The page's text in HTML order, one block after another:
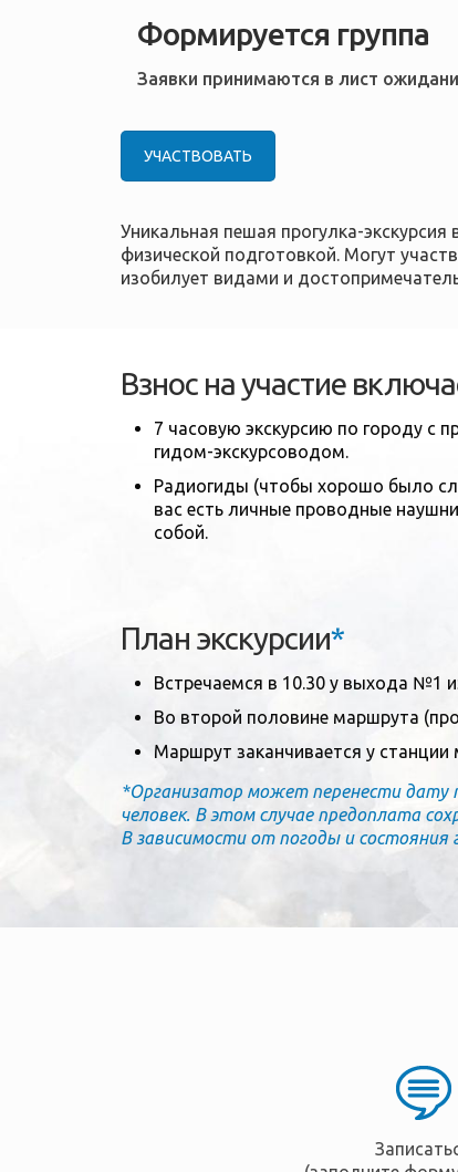
Формируется группа
Заявки принимаются в лист
УЧАСТВОВАТЬ
Уникальная пешая прогулка-
физической подготовкой. Могут
изобилует видами и
Взнос на участие
7 часовую экскурсию по городу с
гидом-экскурсоводом.
Радиогиды (чтобы хорошо было
вас есть личные проводные
собой.
План экскурсии*
Встречаемся в 10.30 у выхода №1
Во второй половине маршрута
Маршрут заканчивается у
*Организатор может перенести дату
человек. В этом случае предоплата
В зависимости от погоды и